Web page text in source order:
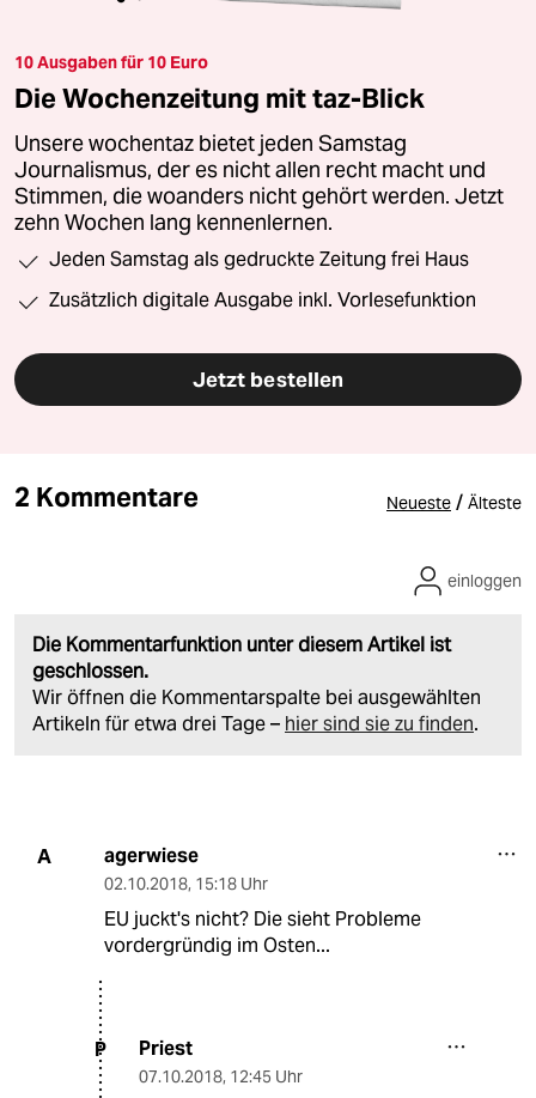
10 Ausgaben für 10 Euro
Die Wochenzeitung mit taz-Blick
Unsere wochentaz bietet jeden Samstag
Journalismus, der es nicht allen recht macht und
Stimmen, die woanders nicht gehört werden. Jetzt
zehn Wochen lang kennenlernen.
Jeden Samstag als gedruckte Zeitung frei Haus
Zusätzlich digitale Ausgabe inkl. Vorlesefunktion
Jetzt bestellen
2 Kommentare Neueste / Älteste
Die Kommentarfunktion unter diesem Artikel ist
geschlossen.
Wir öffnen die Kommentarspalte bei ausgewählten
Artikeln für etwa drei Tage – hier sind sie zu finden.
einloggen
A agerwiese
02.10.2018, 15:18 Uhr
EU juckt's nicht? Die sieht Probleme
vordergründig im Osten...
P Priest
07.10.2018, 12:45 Uhr